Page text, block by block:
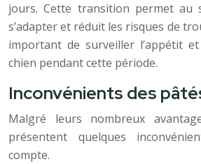
jours. Cette transition permet au
s’adapter et réduit les risques de
important de surveiller l’appétit
chien pendant cette période.
Inconvénients des
Malgré leurs nombreux
présentent quelques
compte.